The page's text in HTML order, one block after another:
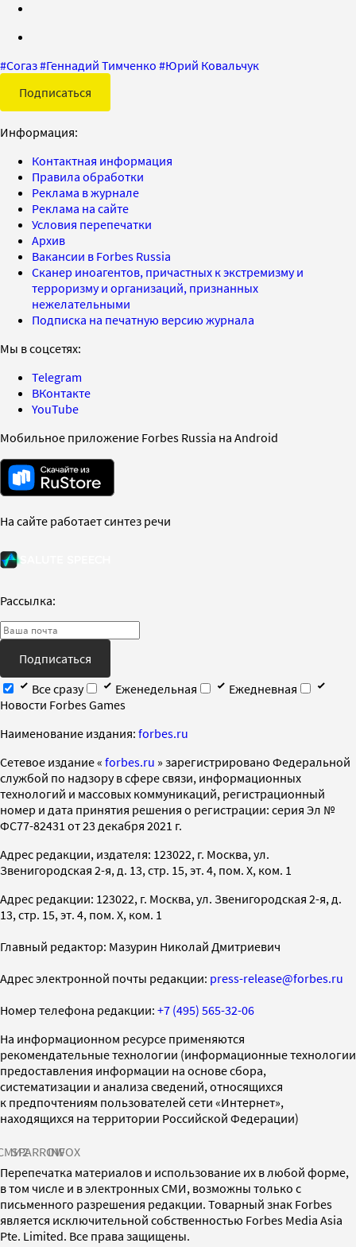
#Согаз#Геннадий Тимченко #Юрий Ковальчук
Подписаться
Информация:
Контактная информация
Правила обработки
Реклама в журнале
Реклама на сайте
Условия перепечатки
Архив
Вакансии в Forbes Russia
Сканер иноагентов, причастных к экстремизму и
терроризму и организаций, признанных
нежелательными
Подписка на печатную версию журнала
Мы в соцсетях:
Telegram
ВКонтакте
YouTube
Мобильное приложение Forbes Russia на Android
На сайте работает синтез речи
Рассылка:
Подписаться
Все сразу
Еженедельная
Ежедневная
Новости Forbes Games
Наименование издания: forbes.ru
Cетевое издание « forbes.ru » зарегистрировано Федеральной
службой по надзору в сфере связи, информационных
технологий и массовых коммуникаций, регистрационный
номер и дата принятия решения о регистрации: серия Эл №
ФС77-82431 от 23 декабря 2021 г.
Адрес редакции, издателя: 123022, г. Москва, ул.
Звенигородская 2-я, д. 13, стр. 15, эт. 4, пом. X, ком. 1
Адрес редакции: 123022, г. Москва, ул. Звенигородская 2-я, д.
13, стр. 15, эт. 4, пом. X, ком. 1
Главный редактор: Мазурин Николай Дмитриевич
Адрес электронной почты редакции: press-release@forbes.ru
Номер телефона редакции: +7 (495) 565-32-06
На информационном ресурсе применяются
рекомендательные технологии (информационные технологии
предоставления информации на основе сбора,
систематизации и анализа сведений, относящихся
к предпочтениям пользователей сети «Интернет»,
находящихся на территории Российской Федерации)
SPARROWINFOX
Перепечатка материалов и использование их в любой форме,
в том числе и в электронных СМИ, возможны только с
письменного разрешения редакции. Товарный знак Forbes
является исключительной собственностью Forbes Media Asia
Pte. Limited. Все права защищены.